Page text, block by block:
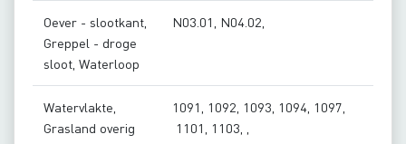
Oever - slootkant,
Greppel - droge
sloot, Waterloop
N03.01, N04.02,
Watervlakte,
Grasland overig
1091, 1092, 1093, 1094, 1097,
1101, 1103, ,